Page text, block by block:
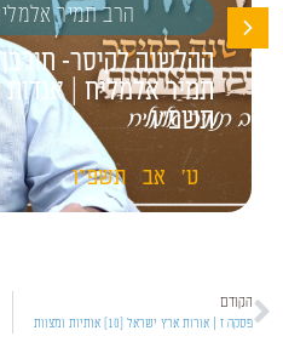
הרב תמיר
ההלשנה לקיסר-
תמיר אלמליח |
תשפ"ו
ט' אב תשפ"ו
הקודם
פסקה ז | אורות ארץ ישראל [10] אותיות ומצוות